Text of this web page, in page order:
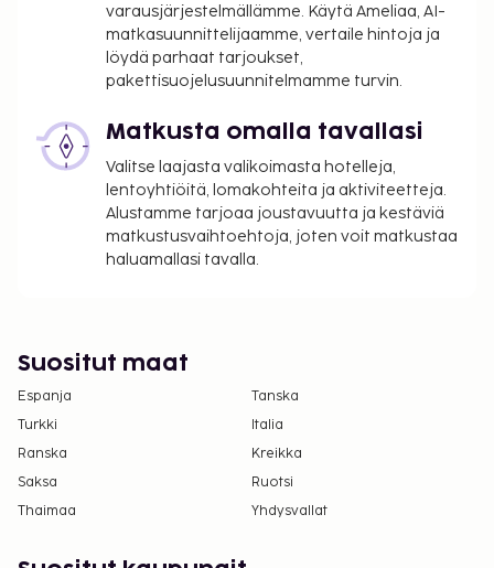
varausjärjestelmällämme. Käytä Ameliaa, AI-
matkasuunnittelijaamme, vertaile hintoja ja
löydä parhaat tarjoukset,
pakettisuojelusuunnitelmamme turvin.
Matkusta omalla tavallasi
Valitse laajasta valikoimasta hotelleja,
lentoyhtiöitä, lomakohteita ja aktiviteetteja.
Alustamme tarjoaa joustavuutta ja kestäviä
matkustusvaihtoehtoja, joten voit matkustaa
haluamallasi tavalla.
Suositut maat
Espanja
Tanska
Turkki
Italia
Ranska
Kreikka
Saksa
Ruotsi
Thaimaa
Yhdysvallat